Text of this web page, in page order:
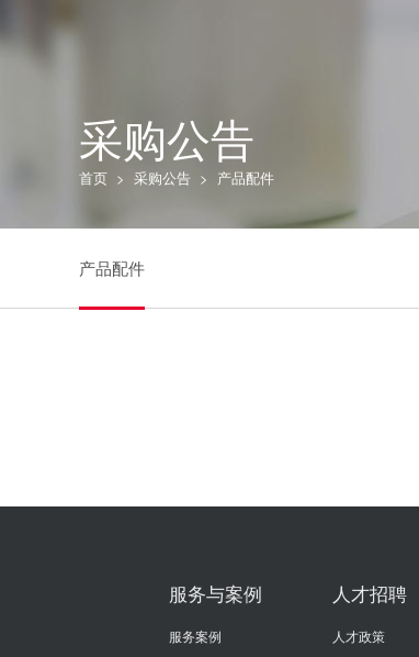
采购公告
首页 > 采购公告 > 产品配件
产品配件
服务与案例
服务案例
人才招聘
人才政策